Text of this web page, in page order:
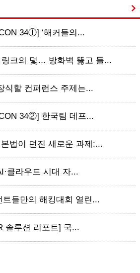
34ⓛ] ‘해커들의...
크의 덫… 방화벽 뚫고 들...
식할 컨퍼런스 주제는...
34②] 한국팀 데프...
법이 던진 새로운 과제:...
클라우드 시대 자...
트들만의 해킹대회 열린...
솔루션 리포트] 국...